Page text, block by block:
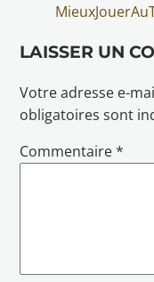
LAISSER UN
Votre adresse e-
obligatoires sont
Commentaire*